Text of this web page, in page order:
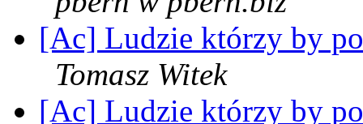
[Ac] Ludzie którzy by
Tomasz Witek
[Ac] Ludzie którzy by